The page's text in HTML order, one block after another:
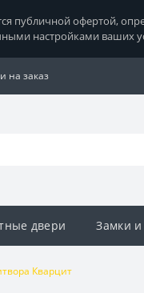
публичной офертой,
настройками ваших
на заказ
двери Замки
Кварцит